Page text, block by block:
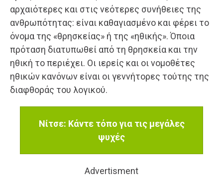
αρχαιότερες και στις νεότερες συνήθειες της
ανθρωπότητας: είναι καθαγιασμένο και φέρει το
όνομα της «θρησκείας» ή της «ηθικής». Όποια
πρόταση διατυπωθεί από τη θρησκεία και την
ηθική το περιέχει. Οι ιερείς και οι νομοθέτες
ηθικών κανόνων είναι οι γεννήτορες τούτης της
διαφθοράς του λογικού.
Νίτσε: Κάντε τόπο για τις μεγάλες
ψυχές
Advertisment